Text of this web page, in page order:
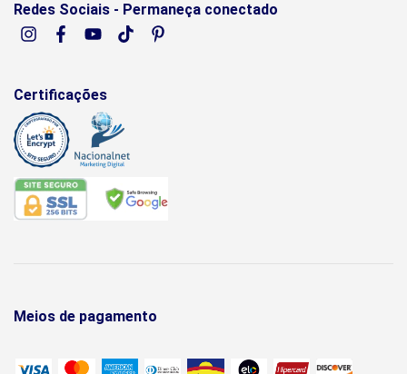
Redes Sociais - Permaneça conectado
Certificações
Meios de pagamento